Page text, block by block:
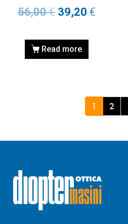
56,00€ 39,20 €
Read more
1 2